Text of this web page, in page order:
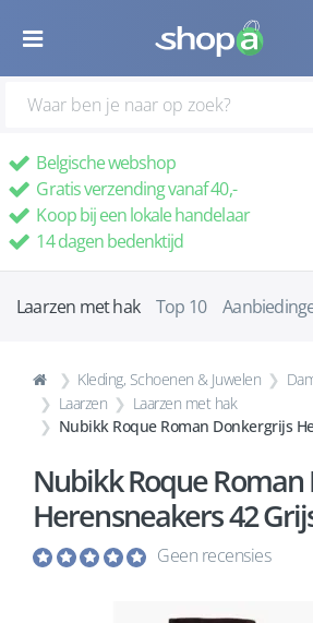
Belgische webshop
Gratis verzending vanaf 40,-
Koop bij een lokale handelaar
14 dagen bedenktijd
Laarzen met hak Top 10
Kleding, Schoenen & Juwelen
Laarzen
Laarzen met hak
Nubikk Roque Roman Donkergrijs
Nubikk Roque
Herensneakers 42
Geen recensies